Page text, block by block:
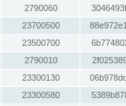
2790060
23700500
23500700
2790010
23300130
23300580